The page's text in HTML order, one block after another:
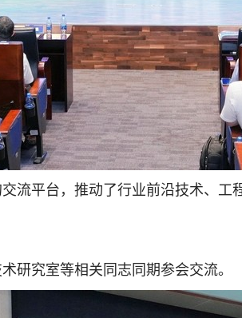
流平台，推动了行业前沿技术、工
研究室等相关同志同期参会交流。